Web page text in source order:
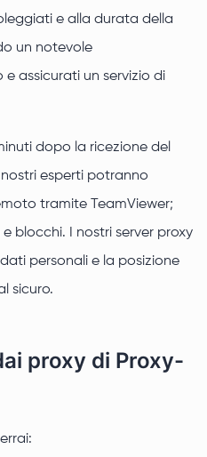
e alla durata della
un notevole
e assicurati un servizio di
dopo la ricezione del
esperti potranno
tramite TeamViewer;
blocchi. I nostri server proxy
personali e la posizione
sicuro.
proxy di Proxy-